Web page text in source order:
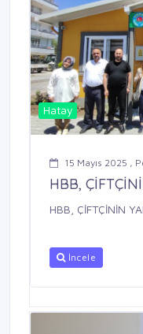
Hatay
15 Mayıs 2025 ,
HBB,
HBB, ÇİFTÇİNİN
İncele